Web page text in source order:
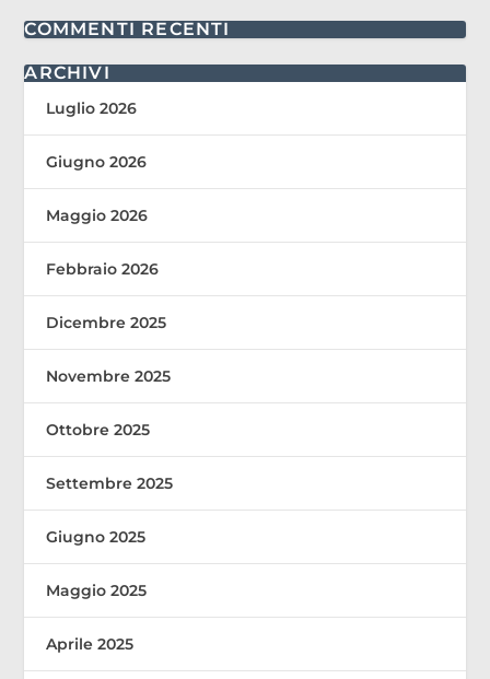
COMMENTI RECENTI
ARCHIVI
Luglio 2026
Giugno 2026
Maggio 2026
Febbraio 2026
Dicembre 2025
Novembre 2025
Ottobre 2025
Settembre 2025
Giugno 2025
Maggio 2025
Aprile 2025